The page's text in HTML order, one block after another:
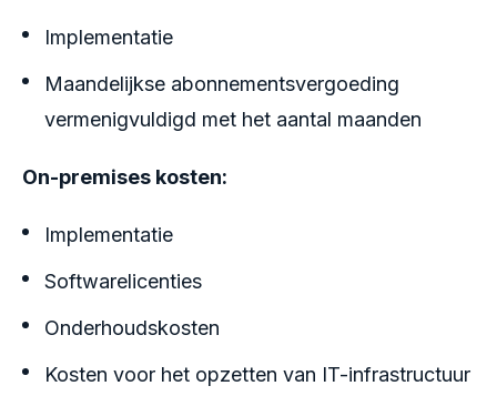
Implementatie
Maandelijkse abonnementsvergoeding
vermenigvuldigd met het aantal maanden
On-premises kosten:
Implementatie
Softwarelicenties
Onderhoudskosten
Kosten voor het opzetten van IT-infrastructuur